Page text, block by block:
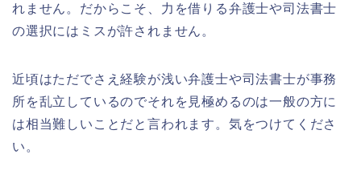
れません。だからこそ、力を借りる弁護士や司法書士
の選択にはミスが許されません。
近頃はただでさえ経験が浅い弁護士や司法書士が事務
所を乱立しているのでそれを見極めるのは一般の方に
は相当難しいことだと言われます。気をつけてくださ
い。